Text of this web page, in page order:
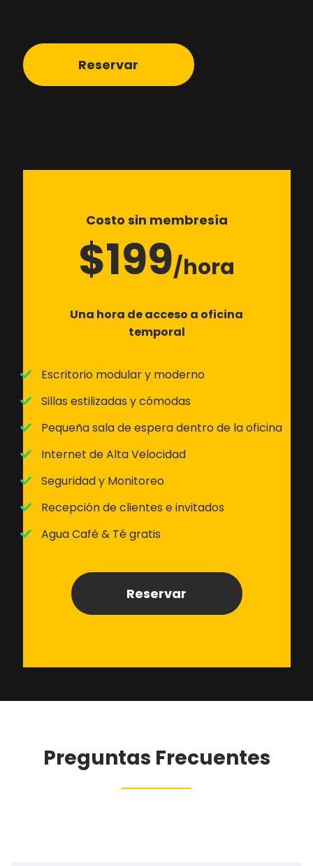
Reservar
Costo sin membresía
$199/hora
Una hora de acceso a oficina
temporal
Escritorio modular y moderno
Sillas estilizadas y cómodas
Pequeña sala de espera dentro de la oficina
Internet de Alta Velocidad
Seguridad y Monitoreo
Recepción de clientes e invitados
Agua Café & Té gratis
Reservar
Preguntas Frecuentes